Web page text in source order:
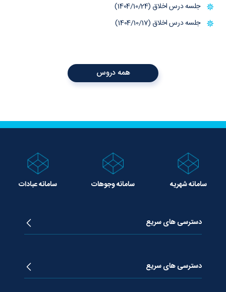
جلسه درس اخلاق (1404/10/24)
جلسه درس اخلاق (1404/10/17)
همه دروس
سامانه شهریه سامانه وجوهات سامانه عبادات
دسترسی های سریع
دسترسی های سریع